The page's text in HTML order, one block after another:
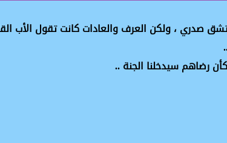
صدري ، ولكن العرف والعادات كانت تقول الأب
رضاهم سيدخلنا الجنة ..